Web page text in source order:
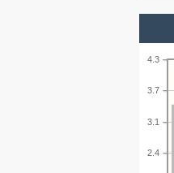
2.4
3.1
3.7
4.3